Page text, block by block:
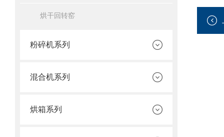
烘干回转窑
粉碎机系列
混合机系列
烘箱系列